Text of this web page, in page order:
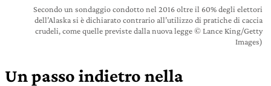
Secondo un sondaggio condotto nel 2016 oltre il 60% degli elettori
dell’Alaska si è dichiarato contrario all’utilizzo di pratiche di caccia
crudeli, come quelle previste dalla nuova legge © Lance King/Getty
Images)
Un passo indietro nella